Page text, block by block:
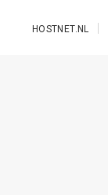
HOSTNET.NL